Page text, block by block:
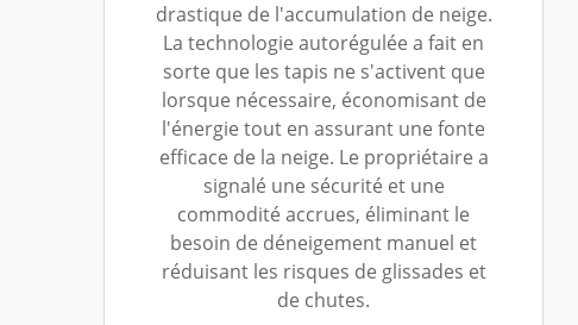
drastique de l'accumulation de neige.
La technologie autorégulée a fait en
sorte que les tapis ne s'activent que
lorsque nécessaire, économisant de
l'énergie tout en assurant une fonte
efficace de la neige. Le propriétaire a
signalé une sécurité et une
commodité accrues, éliminant le
besoin de déneigement manuel et
réduisant les risques de glissades et
de chutes.